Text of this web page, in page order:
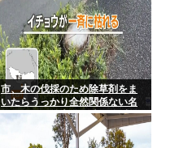
市、木の伐採のため除草剤をま
いたらうっかり全然関係ない名
物イチョウ並木道54本を全滅さ
せてしまう(・ω<)